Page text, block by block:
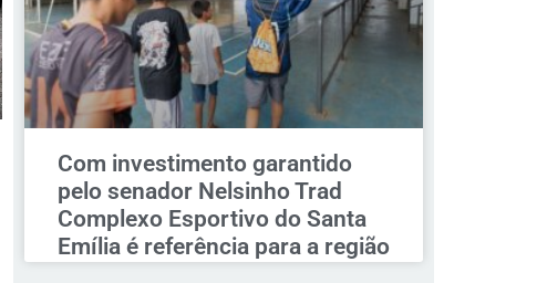
Com investimento garantido
pelo senador Nelsinho Trad
Complexo Esportivo do Santa
Emília é referência para a região